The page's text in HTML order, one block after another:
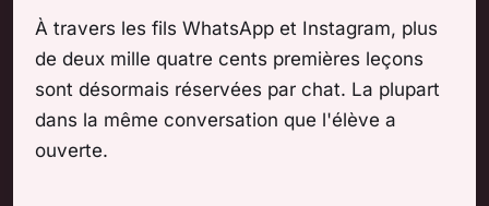
À travers les fils WhatsApp et Instagram, plus
de deux mille quatre cents premières leçons
sont désormais réservées par chat. La plupart
dans la même conversation que l'élève a
ouverte.